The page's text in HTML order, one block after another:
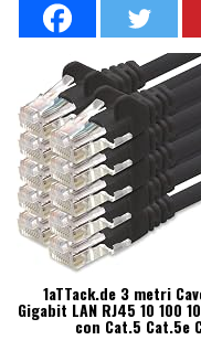
1aTTack.de 3 metri
Gigabit LAN RJ45 10 100
con Cat.5 Cat.5e